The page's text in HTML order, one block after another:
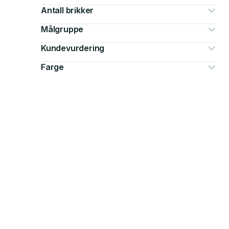
Antall brikker
Målgruppe
Kundevurdering
Farge